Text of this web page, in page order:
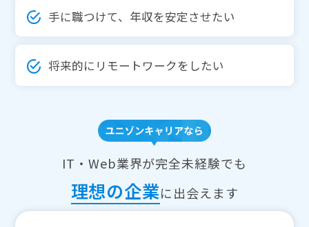
手に職つけて、年収を安定させたい
将来的にリモートワークをしたい
IT・Web業界が完全未経験でも
理想の企業に出会えます